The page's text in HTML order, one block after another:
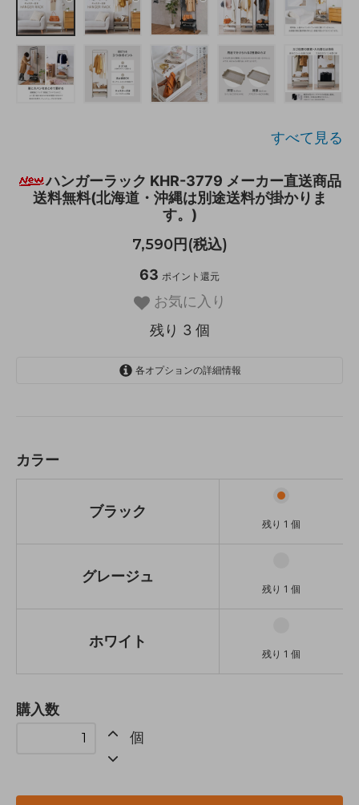
すべて見る
ハンガーラック KHR-3779 メーカー直送商品
送料無料(北海道・沖縄は別途送料が掛かりま
す。)
7,590円(税込)
63 ポイント還元
お気に入り
残り 3 個
各オプションの詳細情報
ホワイト
カラー
ブラック
残り 1 個
グレージュ
残り 1 個
ホワイト
残り 1 個
購入数
個